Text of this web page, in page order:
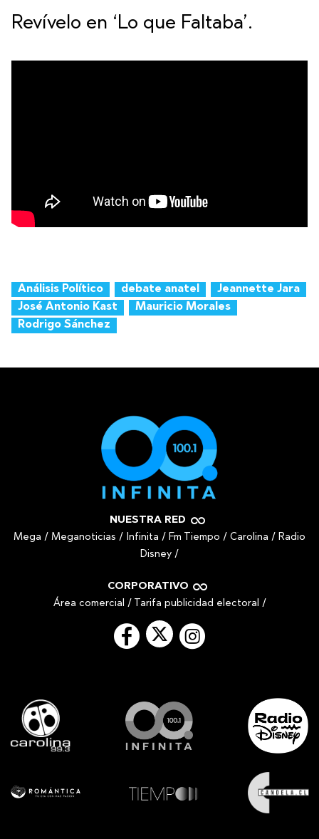
Revívelo en ‘Lo que Faltaba’.
Análisis Político debate anatel
Jeannette Jara
José Antonio Kast
Mauricio Morales
Rodrigo Sánchez
NUESTRA RED
Mega / Meganoticias / Infinita / Fm Tiempo / Carolina / Radio
Disney /
CORPORATIVO
Área comercial / Tarifa publicidad electoral /